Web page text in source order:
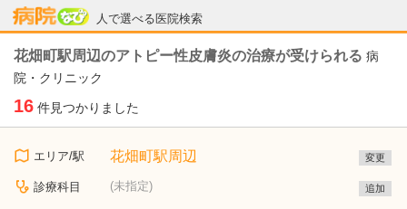
人で選べる医院検索
病院なび
花畑町駅周辺のアトピー性皮膚炎の治療が受けられる 病
院・クリニック
16 件見つかりました
エリア/駅 花畑町駅周辺 変更
診療科目 (未指定) 追加